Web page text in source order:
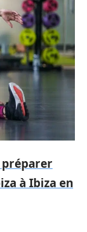
préparer
à Ibiza en